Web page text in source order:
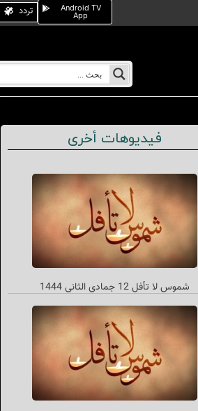
Android TV
App تردد
فيديوهات أخرى
شموس لا تأفل 12 جمادي الثاني 1444